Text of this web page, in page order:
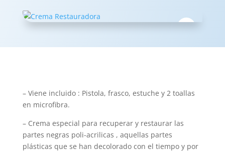
– Viene incluido : Pistola, frasco, estuche y 2 toallas
en microfibra.
– Crema especial para recuperar y restaurar las
partes negras poli-acrilicas , aquellas partes
plásticas que se han decolorado con el tiempo y por